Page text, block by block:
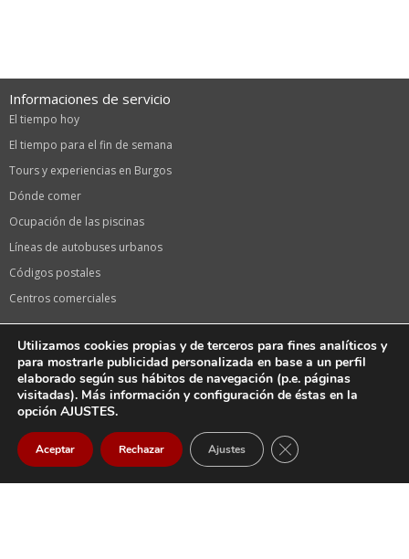
Llegar Email
Informaciones de servicio
El tiempo hoy
El tiempo para el fin de semana
Tours y experiencias en Burgos
Dónde comer
Ocupación de las piscinas
Líneas de autobuses urbanos
Códigos postales
Centros comerciales
Información de interés
Calendario laboral 2024 en Burgos
Calendario de festivos 2024 en Castilla y León
Oficina de turismo
Fiestas de Burgos, Sampedros
La serie «El CID» de Amazon en Burgos
Tiendas Vodafone
Utilizamos cookies propias y de terceros para fines analíticos y
para mostrarle publicidad personalizada en base a un perfil
elaborado según sus hábitos de navegación (p.e. páginas
visitadas). Más información y configuración de éstas en la
opción AJUSTES.
Aceptar Rechazar Ajustes CERRAR EL